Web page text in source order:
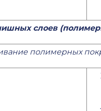
слоев
полимерных